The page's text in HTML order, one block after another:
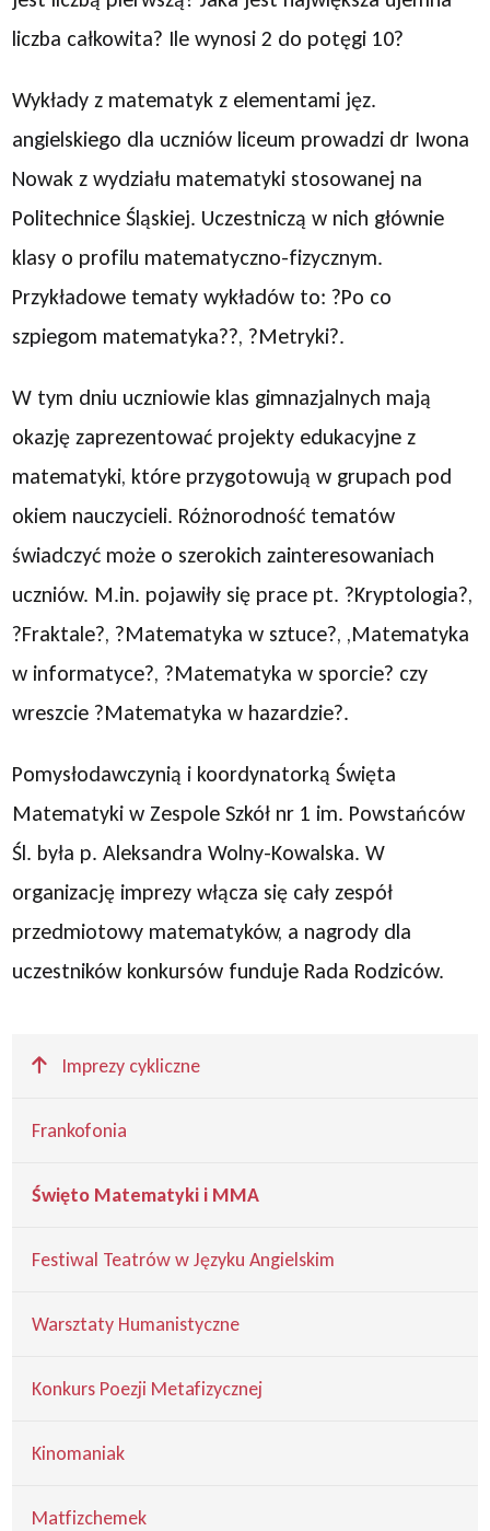
liczba całkowita? Ile wynosi 2 do potęgi 10?
Wykłady z matematyk z elementami jęz.
angielskiego dla uczniów liceum prowadzi dr Iwona
Nowak z wydziału matematyki stosowanej na
Politechnice Śląskiej. Uczestniczą w nich głównie
klasy o profilu matematyczno-fizycznym.
Przykładowe tematy wykładów to: ?Po co
szpiegom matematyka??, ?Metryki?.
W tym dniu uczniowie klas gimnazjalnych mają
okazję zaprezentować projekty edukacyjne z
matematyki, które przygotowują w grupach pod
okiem nauczycieli. Różnorodność tematów
świadczyć może o szerokich zainteresowaniach
uczniów. M.in. pojawiły się prace pt. ?Kryptologia?,
?Fraktale?, ?Matematyka w sztuce?, ,Matematyka
w informatyce?, ?Matematyka w sporcie? czy
wreszcie ?Matematyka w hazardzie?.
Pomysłodawczynią i koordynatorką Święta
Matematyki w Zespole Szkół nr 1 im. Powstańców
Śl. była p. Aleksandra Wolny-Kowalska. W
organizację imprezy włącza się cały zespół
przedmiotowy matematyków, a nagrody dla
uczestników konkursów funduje Rada Rodziców.
Wyżej
Imprezy cykliczne
Frankofonia
Święto Matematyki i MMA
Festiwal Teatrów w Języku Angielskim
Warsztaty Humanistyczne
Konkurs Poezji Metafizycznej
Kinomaniak
Matfizchemek